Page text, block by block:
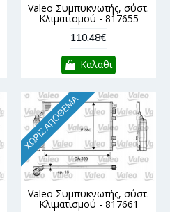
Valeo Συμπυκνωτής, σύστ.
Κλιματισμού - 817655
110,48€
Καλαθι
ΧΩΡΊΣ ΑΠΌΘΕΜΑ
Valeo Συμπυκνωτής, σύστ.
Κλιματισμού - 817661